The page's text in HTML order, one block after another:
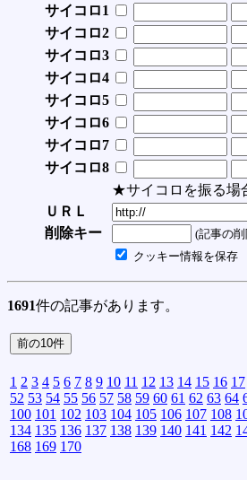
サイコロ1
サイコロ2
サイコロ3
サイコロ4
サイコロ5
サイコロ6
サイコロ7
サイコロ8
★サイコロを振る場
ＵＲＬ
削除キー
(記事の
クッキー情報を保存
1691件の記事があります。
1 2 3 4 5 6 7 8 9 10 11 12 13 14 15 16 17
52 53 54 55 56 57 58 59 60 61 62 63 64
100 101 102 103 104 105 106 107 108
134 135 136 137 138 139 140 141 142
168 169 170